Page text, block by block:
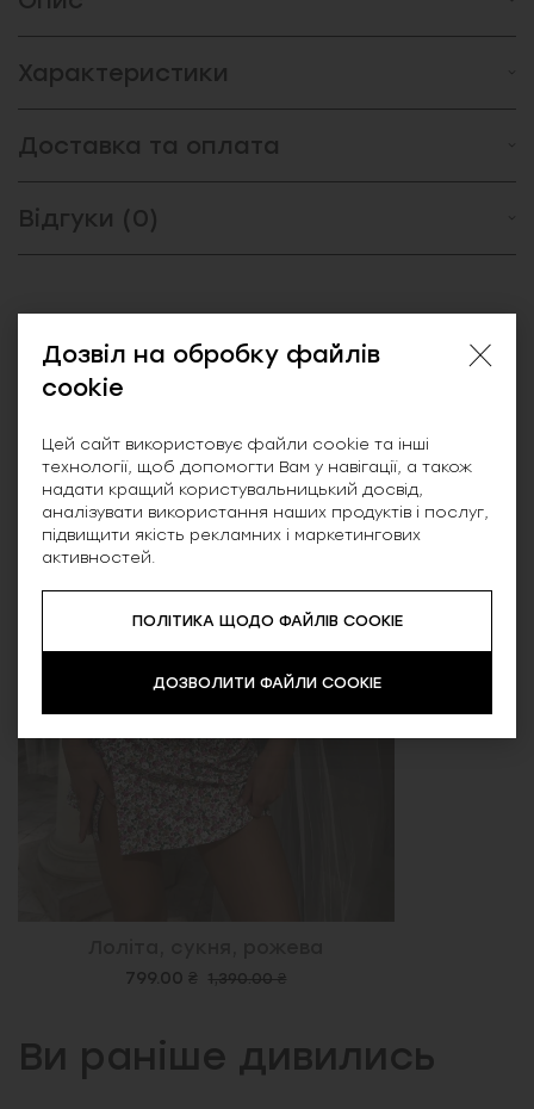
Характеристики
Доставка та оплата
Відгуки (0)
Схожі товари
SALE
799.00 ₴ 1,390.00 ₴
Ви раніше дивились
Дозвіл на обробку файлів
cookie
Цей сайт використовує файли cookie та інші
технології, щоб допомогти Вам у навігації, а також
надати кращий користувальницький досвід,
аналізувати використання наших продуктів і послуг,
підвищити якість рекламних і маркетингових
активностей.
ПОЛІТИКА ЩОДО ФАЙЛІВ COOKIE
ДОЗВОЛИТИ ФАЙЛИ COOKIE